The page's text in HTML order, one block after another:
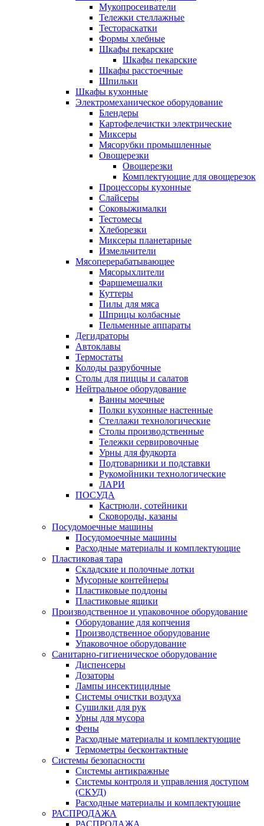
Мукопросеиватели
Тележки стеллажные
Тестораскатки
Формы хлебные
Шкафы пекарские
Шкафы пекарские
Шкафы расстоечные
Шпильки
Шкафы кухонные
Электромеханическое оборудование
Блендеры
Картофелечистки электрические
Миксеры
Мясорубки промышленные
Овощерезки
Овощерезки
Комплектующие для овощерезок
Процессоры кухонные
Слайсеры
Соковыжималки
Тестомесы
Хлеборезки
Миксеры планетарные
Измельчители
Мясоперерабатывающее
Мясорыхлители
Фаршемешалки
Куттеры
Пилы для мяса
Шприцы колбасные
Пельменные аппараты
Дегидраторы
Автоклавы
Термостаты
Колоды разрубочные
Столы для пиццы и салатов
Нейтральное оборудование
Ванны моечные
Полки кухонные настенные
Стеллажи технологические
Столы производственные
Тележки сервировочные
Урны для фудкорта
Подтоварники и подставки
Рукомойники технологические
ЛАРИ
ПОСУДА
Кастрюли, сотейники
Сковороды, казаны
Посудомоечные машины
Посудомоечные машины
Расходные материалы и комплектующие
Пластиковая тара
Складские и полочные лотки
Мусорные контейнеры
Пластиковые поддоны
Пластиковые ящики
Производственное и упаковочное оборудование
Оборудование для копчения
Производственное оборудование
Упаковочное оборудование
Санитарно-гигиеническое оборудование
Диспенсеры
Дозаторы
Лампы инсектицидные
Системы очистки воздуха
Сушилки для рук
Урны для мусора
Фены
Расходные материалы и комплектующие
Термометры бесконтактные
Системы безопасности
Системы антикражные
Системы контроля и управления доступом
(СКУД)
Расходные материалы и комплектующие
РАСПРОДАЖА
РАСПРОДАЖА